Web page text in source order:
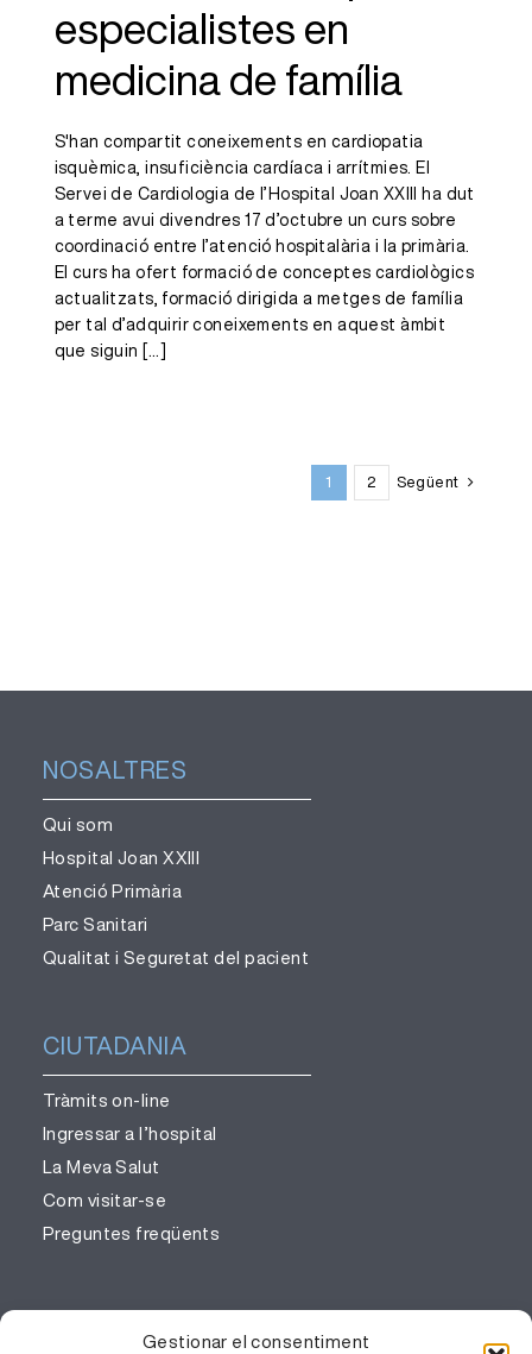
Gestionar el consentiment
especialistes en
medicina de família
S'han compartit coneixements en cardiopatia
isquèmica, insuficiència cardíaca i arrítmies. El
Servei de Cardiologia de l’Hospital Joan XXIII ha dut
a terme avui divendres 17 d’octubre un curs sobre
coordinació entre l’atenció hospitalària i la primària.
El curs ha ofert formació de conceptes cardiològics
actualitzats, formació dirigida a metges de família
per tal d’adquirir coneixements en aquest àmbit
que siguin [...]
1 2 Següent
NOSALTRES
Qui som
Hospital Joan XXIII
Atenció Primària
Parc Sanitari
Qualitat i Seguretat del pacient
CIUTADANIA
Tràmits on-line
Ingressar a l’hospital
La Meva Salut
Com visitar-se
Preguntes freqüents